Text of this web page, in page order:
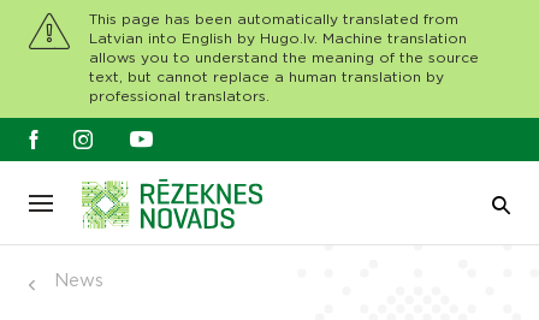
This page has been automatically translated from
Latvian into English by Hugo.lv. Machine translation
allows you to understand the meaning of the source
text, but cannot replace a human translation by
professional translators.
News